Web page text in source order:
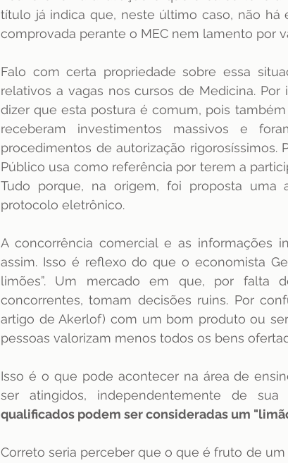
título já indica que, neste último caso, não há
comprovada perante o MEC nem lamento por
Falo com certa propriedade sobre essa
relativos a vagas nos cursos de Medicina.
dizer que esta postura é comum, pois
receberam investimentos massivos e
procedimentos de autorização rigorosíssimos.
Público usa como referência por terem a
Tudo porque, na origem, foi proposta uma
protocolo eletrônico.
A concorrência comercial e as informações
assim. Isso é reflexo do que o economista
limões”. Um mercado em que, por falta
concorrentes, tomam decisões ruins. Por
artigo de Akerlof) com um bom produto ou
pessoas valorizam menos todos os bens
Isso é o que pode acontecer na área de
ser atingidos, independentemente de
qualificados podem ser consideradas um
Correto seria perceber que o que é fruto de